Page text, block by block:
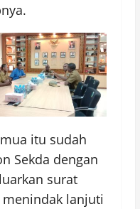
itu sudah
Sekda dengan
surat
menindak lanjuti